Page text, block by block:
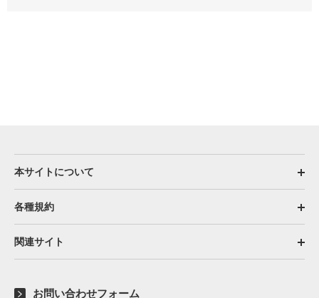
本サイトについて
各種規約
関連サイト
お問い合わせフォーム